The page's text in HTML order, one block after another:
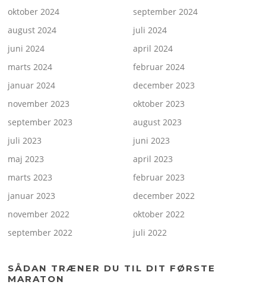
oktober 2024
september 2024
august 2024
juli 2024
juni 2024
april 2024
marts 2024
februar 2024
januar 2024
december 2023
november 2023
oktober 2023
september 2023
august 2023
juli 2023
juni 2023
maj 2023
april 2023
marts 2023
februar 2023
januar 2023
december 2022
november 2022
oktober 2022
september 2022
juli 2022
SÅDAN TRÆNER DU TIL DIT FØRSTE
MARATON